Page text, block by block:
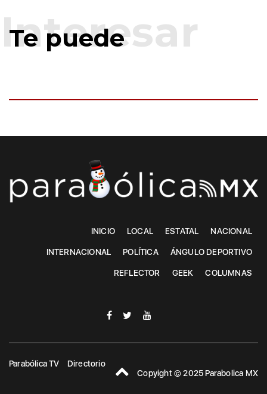
Te puede
INICIO LOCAL ESTATAL NACIONAL
INTERNACIONAL POLÍTICA ÁNGULO DEPORTIVO
REFLECTOR GEEK COLUMNAS
Parabólica TV
Directorio
Copyight © 2025 Parabolica MX